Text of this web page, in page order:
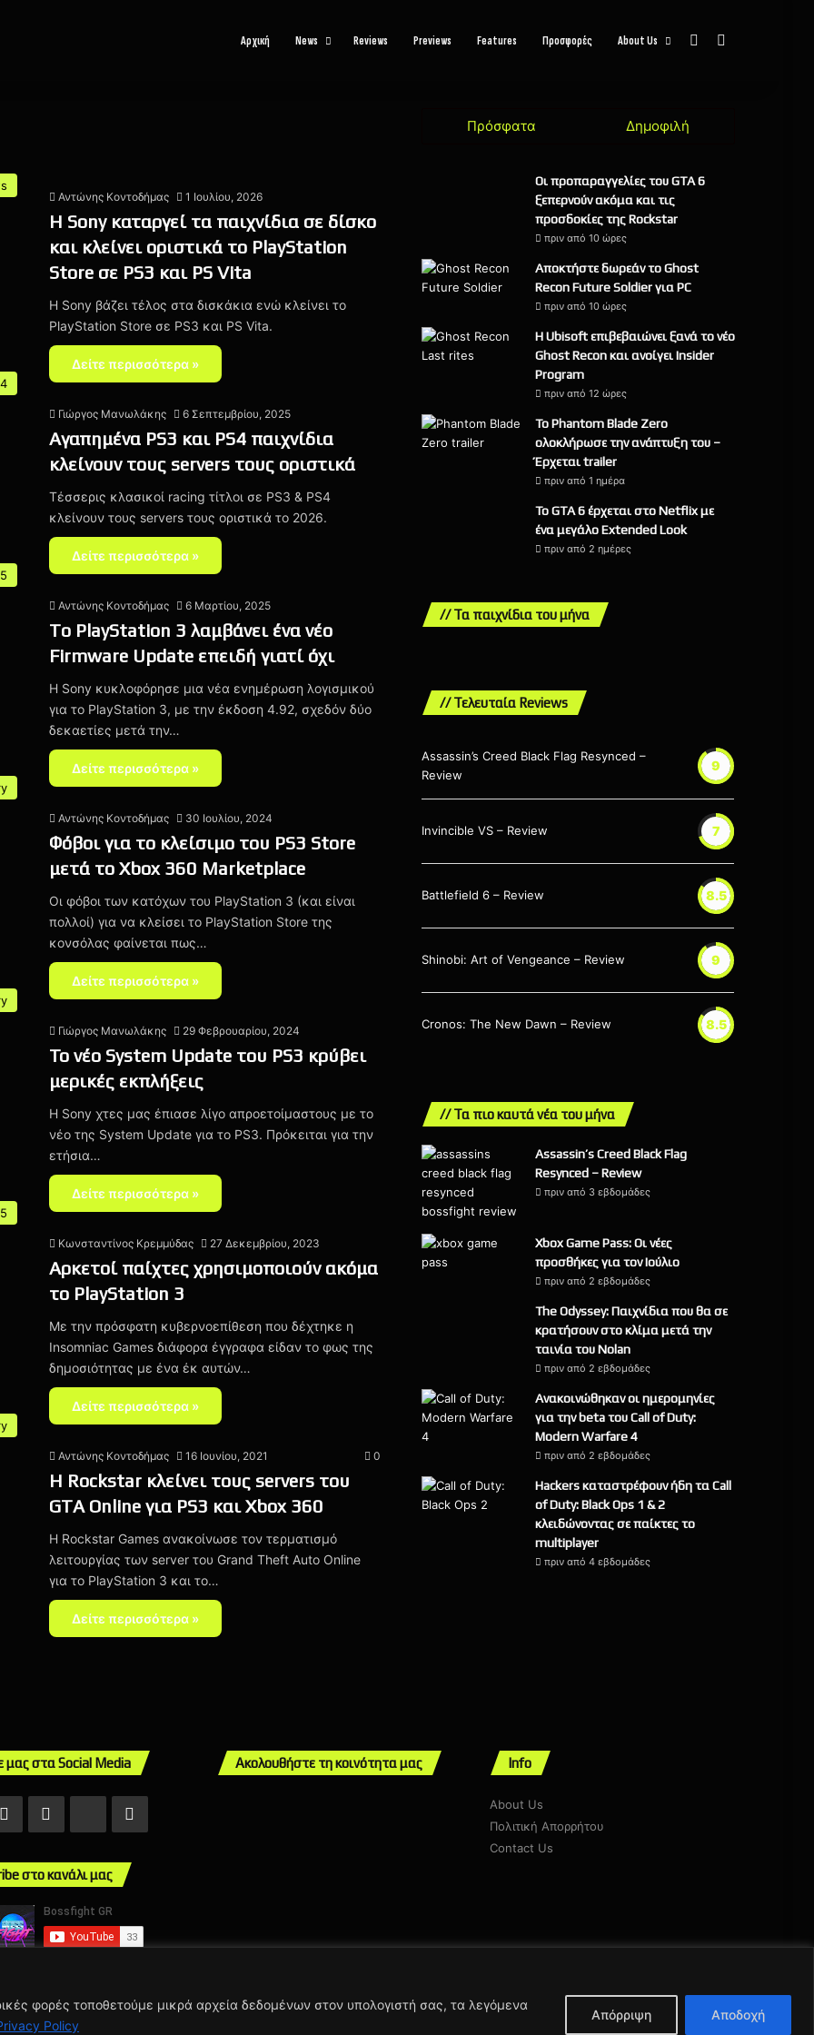
φορές τοποθετούμε μικρά αρχεία δεδομένων στον υπολογιστή σας, τα λεγόμενα
Policy
Απόρριψη Αποδοχή
Αρχική News Reviews Previews Features Προσφορές About Us Sidebar
Αντώνης Κοντοδήμας 1 Ιουλίου, 2026
Η Sony καταργεί τα παιχνίδια σε δίσκο
και κλείνει οριστικά το PlayStation
Store σε PS3 και PS Vita
H Sony βάζει τέλος στα δισκάκια ενώ κλείνει το
PlayStation Store σε PS3 και PS Vita.
Δείτε περισσότερα »
Γιώργος Μανωλάκης 6 Σεπτεμβρίου, 2025
Αγαπημένα PS3 και PS4 παιχνίδια
κλείνουν τους servers τους οριστικά
Τέσσερις κλασικοί racing τίτλοι σε PS3 & PS4
κλείνουν τους servers τους οριστικά το 2026.
Δείτε περισσότερα »
Αντώνης Κοντοδήμας 6 Μαρτίου, 2025
To PlayStation 3 λαμβάνει ένα νέο
Firmware Update επειδή γιατί όχι
Η Sony κυκλοφόρησε μια νέα ενημέρωση λογισμικού
για το PlayStation 3, με την έκδοση 4.92, σχεδόν δύο
δεκαετίες μετά την…
Δείτε περισσότερα »
Αντώνης Κοντοδήμας 30 Ιουλίου, 2024
Φόβοι για το κλείσιμο του PS3 Store
μετά το Xbox 360 Marketplace
Οι φόβοι των κατόχων του PlayStation 3 (και είναι
πολλοί) για να κλείσει το PlayStation Store της
κονσόλας φαίνεται πως…
Δείτε περισσότερα »
Γιώργος Μανωλάκης 29 Φεβρουαρίου, 2024
Το νέο System Update του PS3 κρύβει
μερικές εκπλήξεις
Η Sony χτες μας έπιασε λίγο απροετοίμαστους με το
νέο της System Update για το PS3. Πρόκειται για την
ετήσια…
Δείτε περισσότερα »
Κωνσταντίνος Κρεμμύδας 27 Δεκεμβρίου, 2023
Αρκετοί παίχτες χρησιμοποιούν ακόμα
το PlayStation 3
Με την πρόσφατη κυβερνοεπίθεση που δέχτηκε η
Insomniac Games διάφορα έγγραφα είδαν το φως της
δημοσιότητας με ένα έκ αυτών…
Δείτε περισσότερα »
Αντώνης Κοντοδήμας 16 Ιουνίου, 2021 0
H Rockstar κλείνει τους servers του
GTA Online για PS3 και Xbox 360
H Rockstar Games ανακοίνωσε τον τερματισμό
λειτουργίας των server του Grand Theft Auto Online
για το PlayStation 3 και το…
Δείτε περισσότερα »
Πρόσφατα Δημοφιλή
Οι προπαραγγελίες του GTA 6
ξεπερνούν ακόμα και τις
προσδοκίες της Rockstar
πριν από 10 ώρες
Αποκτήστε δωρεάν το Ghost
Recon Future Soldier για PC
πριν από 10 ώρες
Η Ubisoft επιβεβαιώνει ξανά το νέο
Ghost Recon και ανοίγει Insider
Program
πριν από 12 ώρες
Το Phantom Blade Zero
ολοκλήρωσε την ανάπτυξη του –
Έρχεται trailer
πριν από 1 ημέρα
Το GTA 6 έρχεται στο Netflix με
ένα μεγάλο Extended Look
πριν από 2 ημέρες
// Τα παιχνίδια του μήνα
// Τελευταία Reviews
Assassin’s Creed Black Flag Resynced –
Review
9
Invincible VS – Review 7
Battlefield 6 – Review 8.5
Shinobi: Art of Vengeance – Review 9
Cronos: The New Dawn – Review 8.5
// Τα πιο καυτά νέα του μήνα
9
Assassin’s Creed Black Flag
Resynced – Review
πριν από 3 εβδομάδες
Xbox Game Pass: Οι νέες
προσθήκες για τον Ιούλιο
πριν από 2 εβδομάδες
The Odyssey: Παιχνίδια που θα σε
κρατήσουν στο κλίμα μετά την
ταινία του Nolan
πριν από 2 εβδομάδες
Ανακοινώθηκαν οι ημερομηνίες
για την beta του Call of Duty:
Modern Warfare 4
πριν από 2 εβδομάδες
Hackers καταστρέφουν ήδη τα Call
of Duty: Black Ops 1 & 2
κλειδώνοντας σε παίκτες το
multiplayer
πριν από 4 εβδομάδες
μας στα Social Media
InstagramTikTok
στο κανάλι μας
Ακολουθήστε τη κοινότητα μας Info
About Us
Πολιτική Απορρήτου
Contact Us
2026, BSFGHT | All Rights Reserved | Proudly Made by Antonis Kontodimas